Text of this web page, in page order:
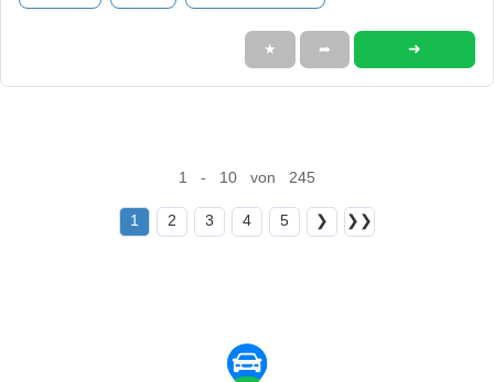
★ ➦ ➜
1 - 10 von 245
1 2 3 4 5 ❯ ❯❯